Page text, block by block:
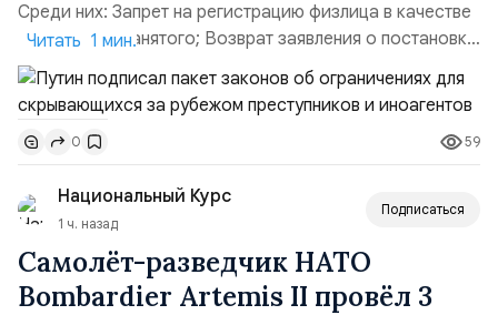
Среди них: Запрет на регистрацию физлица в качестве
ИП или самозанятого; Возврат заявления о постановке
недвижимости на кадастровый учет; Ограничение
водительских прав; Запрет регистрации транспортных
средств и на заключение сделок по доверенности;
Отказ в заключении кредитного договора,
предоставлении государственных и муниципальных
услу...
Читать 1 мин.
0 59
Национальный Курс
1 ч. назад
Подписаться
Самолёт-разведчик НАТО
Bombardier Artemis II провёл 3
Уважаемые друзья, появилась возможность
оформить ежемесячную подписку на нашу газету
на почте России! Подписной индекс ПП711.
«Национальный Курс», некоммерческий